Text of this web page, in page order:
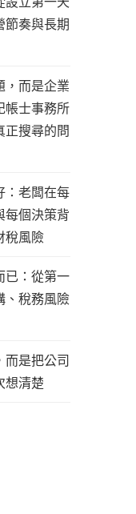
節奏與長期
，而是企業
帳士事務所
正搜尋的問
：老闆在每
每個決策背
稅風險
已：從第一
、稅務風險
而是把公司
想清楚